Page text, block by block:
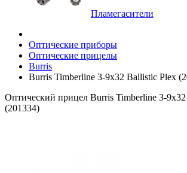
Пламегасители
Оптические приборы
Оптические прицелы
Burris
Burris Timberline 3-9x32 Ballistic Plex
Оптический прицел Burris Timberline 3-
(201334)